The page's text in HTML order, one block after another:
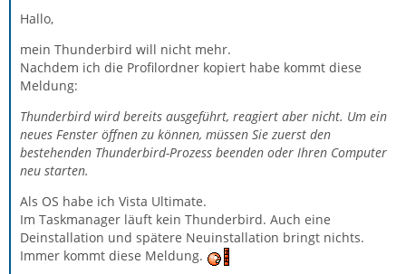
Hallo,
mein Thunderbird will nicht mehr.
Nachdem ich die Profilordner kopiert habe kommt diese
Meldung:
Thunderbird wird bereits ausgeführt, reagiert aber nicht. Um ein
neues Fenster öffnen zu können, müssen Sie zuerst den
bestehenden Thunderbird-Prozess beenden oder Ihren Computer
neu starten.
Als OS habe ich Vista Ultimate.
Im Taskmanager läuft kein Thunderbird. Auch eine
Deinstallation und spätere Neuinstallation bringt nichts.
Immer kommt diese Meldung.